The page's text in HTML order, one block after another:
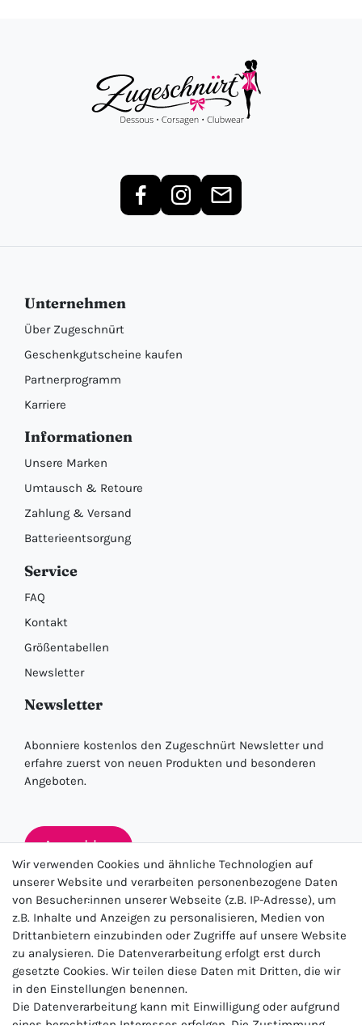
Unternehmen
Über Zugeschnürt
Geschenkgutscheine kaufen
Partnerprogramm
Karriere
Informationen
Unsere Marken
Umtausch & Retoure
Zahlung & Versand
Batterieentsorgung
Service
FAQ
Kontakt
Größentabellen
Newsletter
Newsletter
Abonniere kostenlos den Zugeschnürt Newsletter und
erfahre zuerst von neuen Produkten und besonderen
Angeboten.
Anmelden
★★★★★
4.5 / 5.0 (23.143)
Wir verwenden Cookies und ähnliche Technologien auf
unserer Website und verarbeiten personenbezogene Daten
von Besucher:innen unserer Webseite (z.B. IP-Adresse), um
z.B. Inhalte und Anzeigen zu personalisieren, Medien von
Drittanbietern einzubinden oder Zugriffe auf unsere Website
zu analysieren. Die Datenverarbeitung erfolgt erst durch
gesetzte Cookies. Wir teilen diese Daten mit Dritten, die wir
in den Einstellungen benennen.
Die Datenverarbeitung kann mit Einwilligung oder aufgrund